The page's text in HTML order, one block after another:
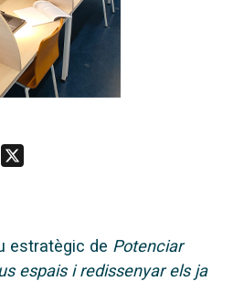
WhatsApp
estratègic de Potenciar
espais i redissenyar els ja